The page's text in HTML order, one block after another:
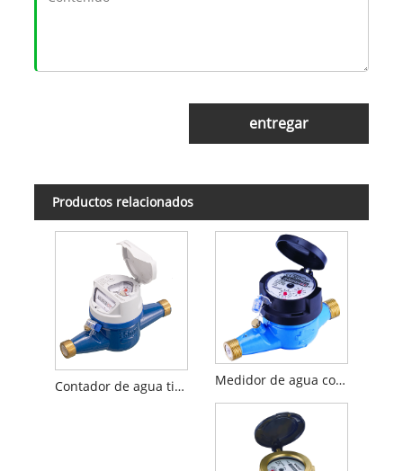
entregar
Productos relacionados
Contador de agua tipo seco de chorro múltiple R160 en cuerpo de latón con inductivo preequipado Medidor de agua con esfera seca de chorro múltiple R160